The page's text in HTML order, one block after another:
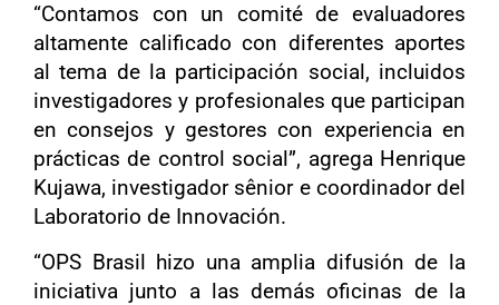
“Contamos con un comité de evaluadores
altamente calificado con diferentes aportes
al tema de la participación social, incluidos
investigadores y profesionales que participan
en consejos y gestores con experiencia en
prácticas de control social”, agrega Henrique
Kujawa, investigador sênior e coordinador del
Laboratorio de Innovación.
“OPS Brasil hizo una amplia difusión de la
iniciativa junto a las demás oficinas de la